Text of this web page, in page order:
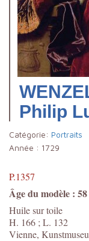
Philip
Catégorie: Portraits
Année : 1729
P.1357
Âge du modèle :
Huile sur toile
H. 166 ; L. 132
Vienne,